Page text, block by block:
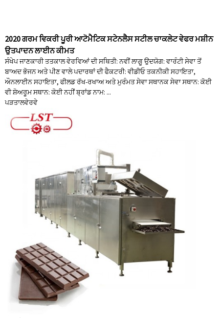
2020 ਗਰਮ ਵਿਕਰੀ ਪੂਰੀ ਆਟੋਮੈਟਿਕ ਸਟੇਨਲੈਸ ਸਟੀਲ ਚਾਕਲੇਟ ਵੇਫਰ ਮਸ਼ੀਨ
ਉਤਪਾਦਨ ਲਾਈਨ ਕੀਮਤ
ਸੰਖੇਪ ਜਾਣਕਾਰੀ ਤਤਕਾਲ ਵੇਰਵਿਆਂ ਦੀ ਸਥਿਤੀ: ਨਵੀਂ ਲਾਗੂ ਉਦਯੋਗ: ਵਾਰੰਟੀ ਸੇਵਾ ਤੋਂ
ਬਾਅਦ ਭੋਜਨ ਅਤੇ ਪੀਣ ਵਾਲੇ ਪਦਾਰਥਾਂ ਦੀ ਫੈਕਟਰੀ: ਵੀਡੀਓ ਤਕਨੀਕੀ ਸਹਾਇਤਾ,
ਔਨਲਾਈਨ ਸਹਾਇਤਾ, ਫੀਲਡ ਰੱਖ-ਰਖਾਅ ਅਤੇ ਮੁਰੰਮਤ ਸੇਵਾ ਸਥਾਨਕ ਸੇਵਾ ਸਥਾਨ: ਕੋਈ
ਵੀ ਸ਼ੋਅਰੂਮ ਸਥਾਨ: ਕੋਈ ਨਹੀਂ ਬ੍ਰਾਂਡ ਨਾਮ: ...
ਪੜਤਾਲਵੇਰਵੇ